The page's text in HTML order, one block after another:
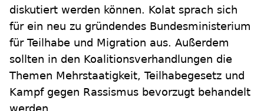
diskutiert werden können. Kolat sprach sich
für ein neu zu gründendes Bundesministerium
für Teilhabe und Migration aus. Außerdem
sollten in den Koalitionsverhandlungen die
Themen Mehrstaatigkeit, Teilhabegesetz und
Kampf gegen Rassismus bevorzugt behandelt
werden.